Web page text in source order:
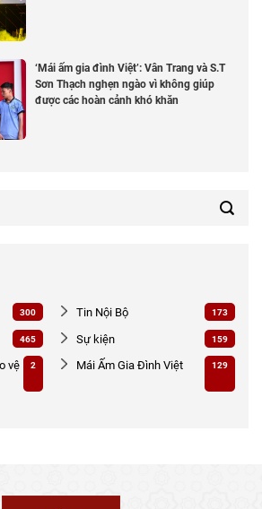
‘Mái ấm gia đình Việt’: Vân Trang và S.T
Sơn Thạch nghẹn ngào vì không giúp
được các hoàn cảnh khó khăn
300 Tin Nội Bộ 173
465 Sự kiện 159
vệ
2 Mái Ấm Gia Đình Việt 129